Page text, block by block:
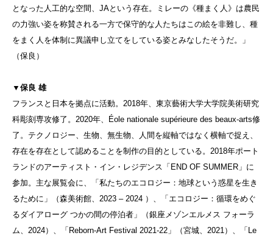
となった人工的な空間、JAという存在。ミレーの《種まく人》は農民
の力強い姿を称賛される一方で保守的な人たちはこの絵を非難し、種
をまく人を体制に異議申し立てをしている姿とみなしたそうだ。」
（保良）
▼保良 雄
フランスと日本を拠点に活動。2018年、東京藝術大学大学院美術研究
科彫刻専攻修了。2020年、Éole nationale supérieure des beaux-arts修
了。テクノロジー、生物、無生物、人間を縦軸ではなく横軸で捉え、
存在を存在として認めることを制作の目的としている。2018年ポート
ランドのアーティスト・イン・レジデンス「END OF SUMMER」に
参加。主な展覧会に、「私たちのエコロジー：地球という惑星を生き
るために」（森美術館、2023 – 2024 ）、「エコロジー：循環をめぐ
るダイアローグ つかの間の停泊者」（銀座メゾンエルメス フォーラ
ム、2024）、「Reborn-Art Festival 2021-22」（宮城、2021）、「Le